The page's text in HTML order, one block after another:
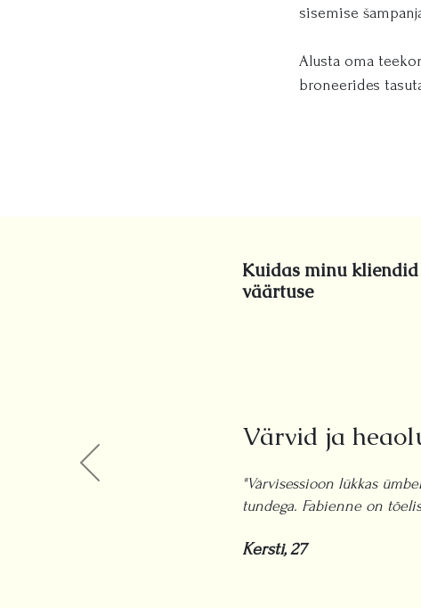
sisemise
Alusta oma
broneerides
Kuidas minu
väärtuse
Värvid ja
"Värvisessioon lükkas
tundega. Fabienne on
Kersti, 27